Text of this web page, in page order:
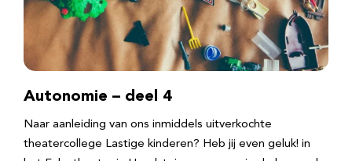
Autonomie – deel 4
Naar aanleiding van ons inmiddels uitverkochte
theatercollege Lastige kinderen? Heb jij even geluk! in